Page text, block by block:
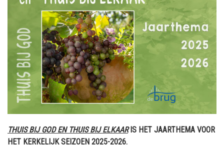
THUIS BIJ GOD EN THUIS BIJ ELKAARIS HET JAARTHEMA VOOR
HET KERKELIJK SEIZOEN 2025-2026.